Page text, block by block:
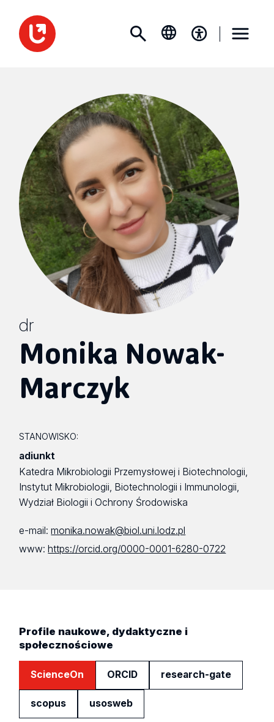
dr
Monika Nowak-
Marczyk
STANOWISKO:
adiunkt
Katedra Mikrobiologii Przemysłowej i Biotechnologii,
Instytut Mikrobiologii, Biotechnologii i Immunologii,
Wydział Biologii i Ochrony Środowiska
e-mail:monika.nowak@biol.uni.lodz.pl
www:https://orcid.org/0000-0001-6280-0722
Profile naukowe, dydaktyczne i
społecznościowe
ScienceOn ORCID research-gate
scopus usosweb